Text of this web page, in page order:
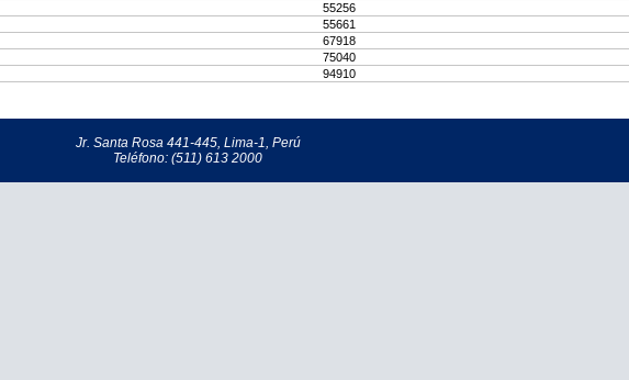
55256
55661
67918
75040
94910
Jr. Santa Rosa 441-445, Lima-1, Perú
Teléfono: (511) 613 2000